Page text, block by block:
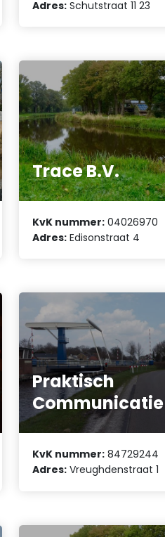
Adres: Schutstraat 11 23
Trace B.V.
KvK nummer: 04026970
Adres: Edisonstraat 4
Praktisch
Communicatie
KvK nummer: 84729244
Adres: Vreughdenstraat 1